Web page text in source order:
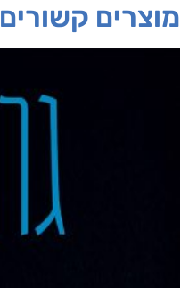
מוצרים קשורים